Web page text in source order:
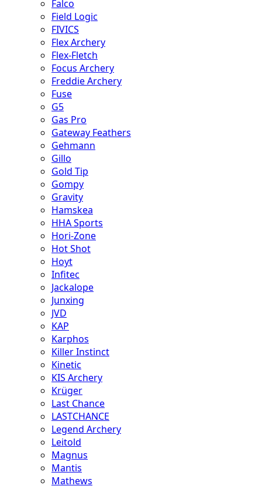
Falco
Field Logic
FIVICS
Flex Archery
Flex-Fletch
Focus Archery
Freddie Archery
Fuse
G5
Gas Pro
Gateway Feathers
Gehmann
Gillo
Gold Tip
Gompy
Gravity
Hamskea
HHA Sports
Hori-Zone
Hot Shot
Hoyt
Infitec
Jackalope
Junxing
JVD
KAP
Karphos
Killer Instinct
Kinetic
KIS Archery
Krüger
Last Chance
LASTCHANCE
Legend Archery
Leitold
Magnus
Mantis
Mathews